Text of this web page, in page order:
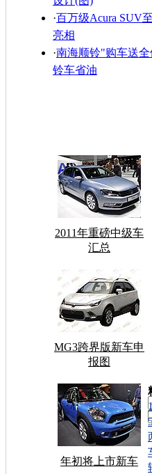
·百万级Acura SUV
亮相
·南海顺铃"购车送
铃车省油
2011年重磅中级车
汇总
MG3跨界版新车申
报图
年初将上市新车